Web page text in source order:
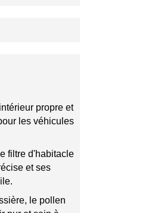
propre et
les véhicules
filtre d'habitacle
et ses
le pollen